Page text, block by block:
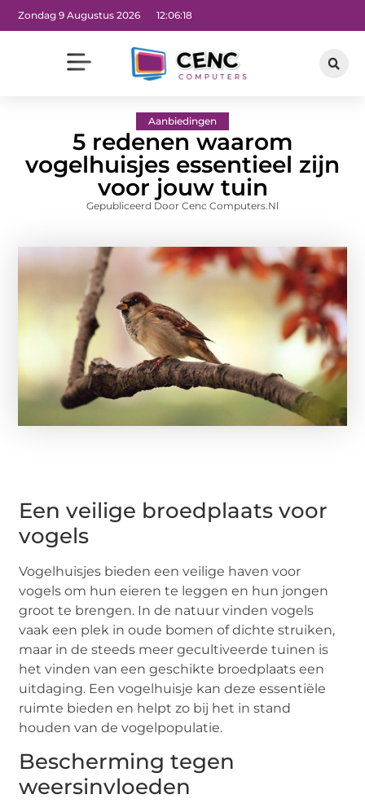
Zondag 9 Augustus 2026 12:06:19
Aanbiedingen
5 redenen waarom
vogelhuisjes essentieel zijn
voor jouw tuin
Gepubliceerd Door Cenc Computers.nl
Een veilige broedplaats voor
vogels
Vogelhuisjes bieden een veilige haven voor
vogels om hun eieren te leggen en hun jongen
groot te brengen. In de natuur vinden vogels
vaak een plek in oude bomen of dichte struiken,
maar in de steeds meer gecultiveerde tuinen is
het vinden van een geschikte broedplaats een
uitdaging. Een vogelhuisje kan deze essentiële
ruimte bieden en helpt zo bij het in stand
houden van de vogelpopulatie.
Bescherming tegen
weersinvloeden